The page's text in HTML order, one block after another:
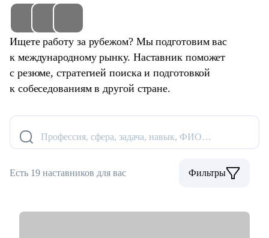
Ищете работу за рубежом? Мы подготовим вас
к международному рынку. Наставник поможет
с резюме, стратегией поиска и подготовкой
к собеседованиям в другой стране.
Профессия, сфера, задача, навык, ФИО…
Есть 19 наставников для вас Фильтры